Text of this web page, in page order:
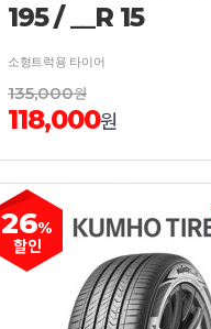
195/__R 15
소형트럭용 타이어
135,000원
118,000원
26%
할인